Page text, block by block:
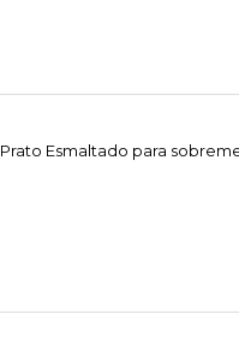
Prato Esmaltado para